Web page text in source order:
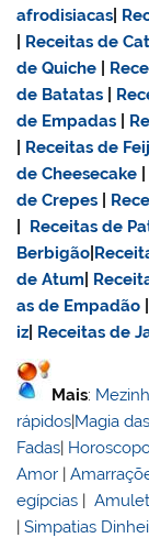
afrodisiacas
Receitas de
de Quiche
de Batatas
de Empadas
Receitas de
de Cheesecake
de Crepes
Receitas de
Berbigão
de Atum
as de Empadão
iz
Receitas de
Mais:
rápidos|Magia das
Fadas|
Amor |
egípcias |
|Simpatias